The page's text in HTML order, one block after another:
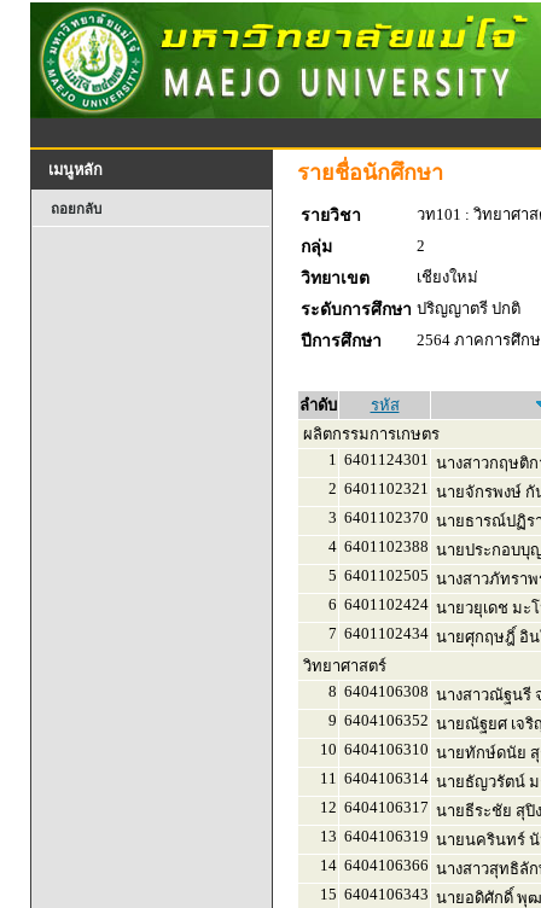
เมนูหลัก
ถอยกลับ
รายชื่อนักศึกษา
รายวิชา
วท101 : วิทยาศา
กลุ่ม
2
วิทยาเขต
เชียงใหม่
ระดับการศึกษา ปริญญาตรี ปกติ
ปีการศึกษา
2564 ภาคการศึก
ลำดับ
รหัส
ผลิตกรรมการเกษตร
1 6401124301 นางสาวกฤษติก
2 6401102321 นายจักรพงษ์ กั
3 6401102370 นายธารณ์ปฏิร
4 6401102388 นายประกอบบุ
5 6401102505 นางสาวภัทราพ
6 6401102424 นายวยุเดช มะ
7 6401102434 นายศุกฤษฎิ์ อิน
วิทยาศาสตร์
8 6404106308 นางสาวณัฐนรี
9 6404106352 นายณัฐยศ เจ
10 6404106310 นายทักษ์ดนัย สุ
11 6404106314 นายธัญวรัตน์
12 6404106317 นายธีระชัย สุปิ
13 6404106319 นายนครินทร์
14 6404106366 นางสาวสุทธิลั
15 6404106343 นายอดิศักดิ์ พุ